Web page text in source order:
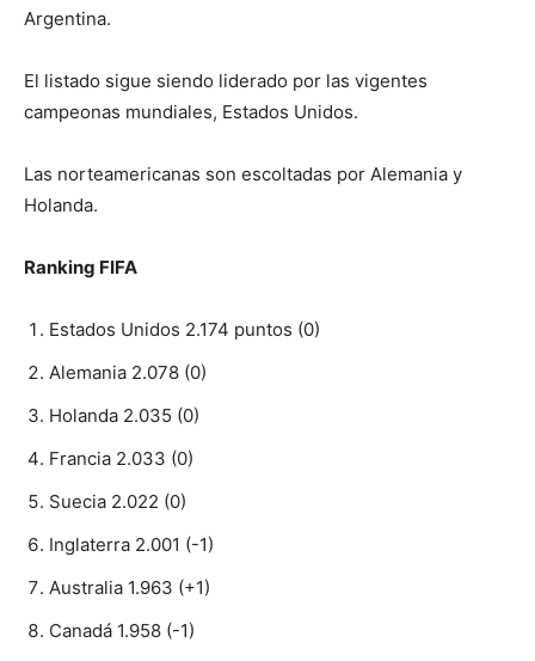
Argentina.
El listado sigue siendo liderado por las vigentes
campeonas mundiales, Estados Unidos.
Las norteamericanas son escoltadas por Alemania y
Holanda.
Ranking FIFA
Estados Unidos 2.174 puntos (0)
Alemania 2.078 (0)
Holanda 2.035 (0)
Francia 2.033 (0)
Suecia 2.022 (0)
Inglaterra 2.001 (-1)
Australia 1.963 (+1)
Canadá 1.958 (-1)